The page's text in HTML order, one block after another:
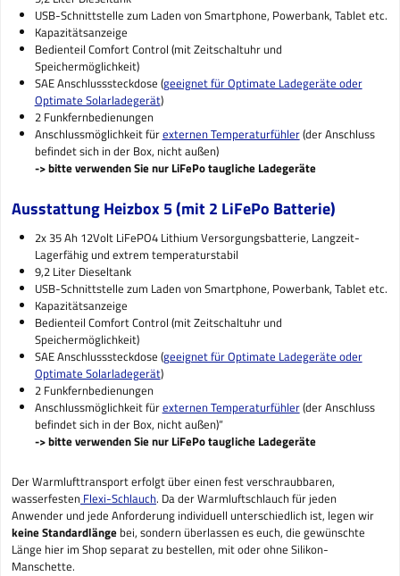
USB-Schnittstelle zum Laden von Smartphone, Powerbank, Tablet etc.
Kapazitätsanzeige
Bedienteil Comfort Control (mit Zeitschaltuhr und
Speichermöglichkeit)
SAE Anschlusssteckdose (geeignet für Optimate Ladegeräte oder
Optimate Solarladegerät)
2 Funkfernbedienungen
Anschlussmöglichkeit fürexternen Temperaturfühler(der Anschluss
befindet sich in der Box, nicht außen)
-> bitte verwenden Sie nur LiFePo taugliche Ladegeräte
Ausstattung Heizbox 5 (mit 2 LiFePo Batterie)
2x 35 Ah 12Volt LiFePO4 Lithium Versorgungsbatterie, Langzeit-
Lagerfähig und extrem temperaturstabil
9,2 Liter Dieseltank
USB-Schnittstelle zum Laden von Smartphone, Powerbank, Tablet etc.
Kapazitätsanzeige
Bedienteil Comfort Control (mit Zeitschaltuhr und
Speichermöglichkeit)
SAE Anschlusssteckdose (geeignet für Optimate Ladegeräte oder
Optimate Solarladegerät)
2 Funkfernbedienungen
Anschlussmöglichkeit fürexternen Temperaturfühler(der Anschluss
befindet sich in der Box, nicht außen)“
-> bitte verwenden Sie nur LiFePo taugliche Ladegeräte
Der Warmlufttransport erfolgt über einen fest verschraubbaren,
wasserfesten Flexi-Schlauch. Da der Warmluftschlauch für jeden
Anwender und jede Anforderung individuell unterschiedlich ist, legen wir
keine Standardlänge bei, sondern überlassen es euch, die gewünschte
Länge hier im Shop separat zu bestellen, mit oder ohne Silikon-
Manschette.